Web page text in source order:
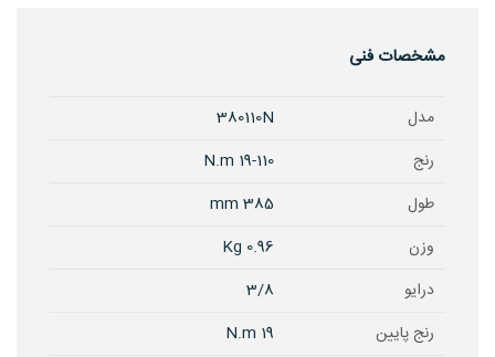
مشخصات فنی
مدل
380110N
رنج
19-110 N.m
طول
385 mm
وزن
0.96 Kg
درایو
3/8
رنج پایین
19 N.m